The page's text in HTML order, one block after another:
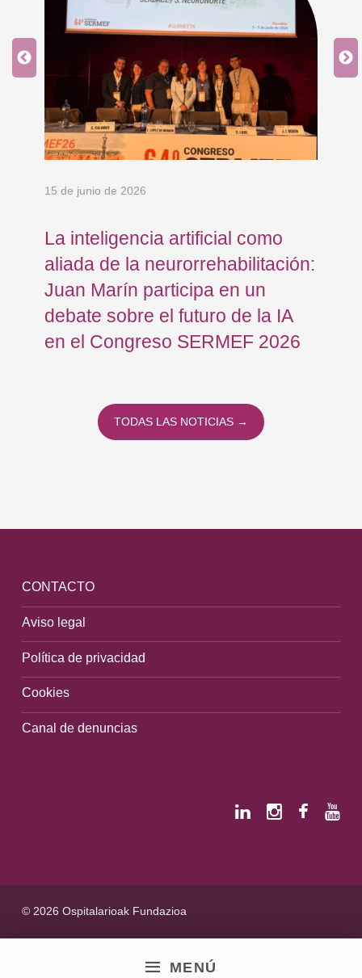
MENÚ
15 de junio de 2026
La inteligencia artificial como
aliada de la neurorrehabilitación:
Juan Marín participa en un
debate sobre el futuro de la IA
en el Congreso SERMEF 2026
TODAS LAS NOTICIAS →
CONTACTO
Aviso legal
Política de privacidad
Cookies
Canal de denuncias
© 2026 Ospitalarioak Fundazioa